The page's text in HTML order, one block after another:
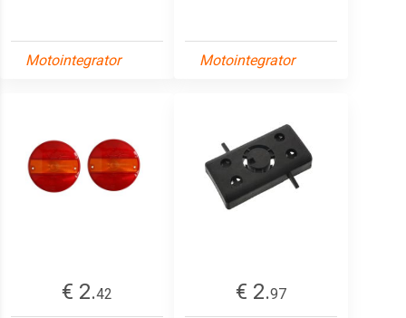
Motointegrator Motointegrator
€ 2.42
€ 2.97